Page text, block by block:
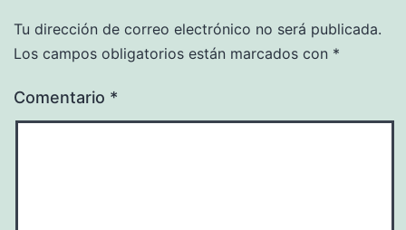
Tu dirección de correo electrónico no será publicada.
Los campos obligatorios están marcados con *
Comentario *